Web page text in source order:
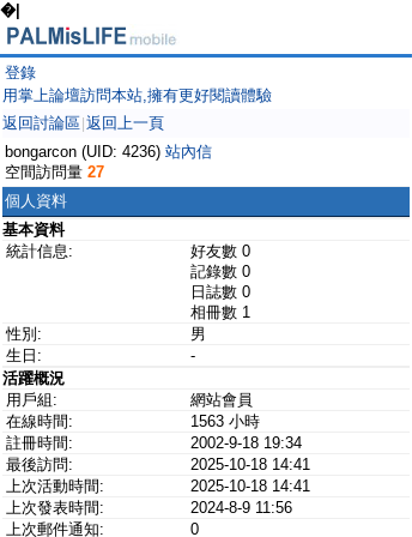
�|
登錄
用掌上論壇訪問本站,擁有更好閱讀體驗
返回討論區 返回上一頁
bongarcon (UID: 4236) 站內信
空間訪問量 27
個人資料
基本資料
統計信息:
好友數 0
記錄數 0
日誌數 0
相冊數 1
性別:
男
生日:
-
活躍概況
用戶組:
網站會員
在線時間:
1563 小時
註冊時間:
2002-9-18 19:34
最後訪問:
2025-10-18 14:41
上次活動時間:
2025-10-18 14:41
上次發表時間:
2024-8-9 11:56
上次郵件通知:
0